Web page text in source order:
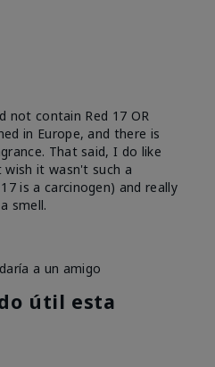
not contain Red 17 OR
in Europe, and there is
That said, I do like
it wasn't such a
is a carcinogen) and really
smell.
a un amigo
útil esta